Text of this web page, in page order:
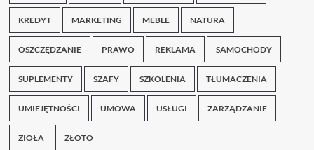
KREDYT MARKETING MEBLE NATURA
OSZCZĘDZANIE PRAWO REKLAMA SAMOCHODY
SUPLEMENTY SZAFY SZKOLENIA TŁUMACZENIA
UMIEJĘTNOŚCI UMOWA USŁUGI ZARZĄDZANIE
ZIOŁA ZŁOTO